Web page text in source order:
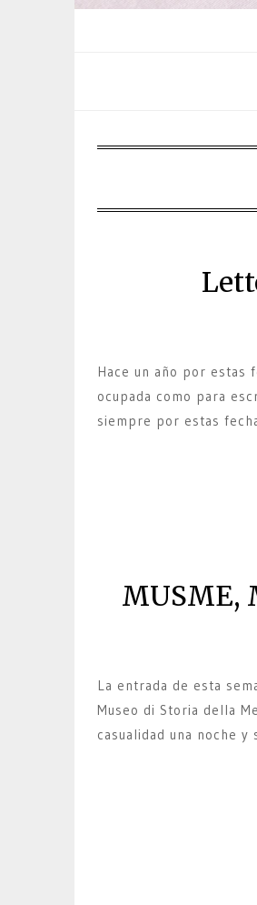
Hace un año por estas
ocupada como para
siempre por estas
MUSME,
La entrada de esta
Museo di Storia della
casualidad una noche